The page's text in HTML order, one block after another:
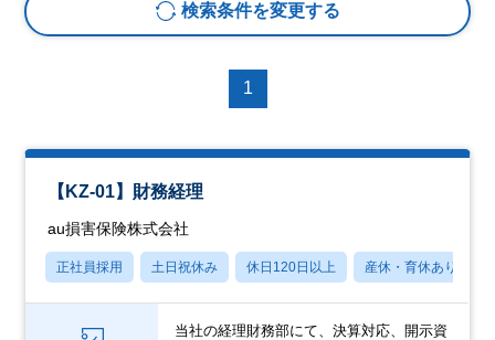
検索条件を変更する
1
【KZ-01】財務経理
au損害保険株式会社
正社員採用 土日祝休み 休日120日以上 産休・育休あり
当社の経理財務部にて、決算対応、開示資